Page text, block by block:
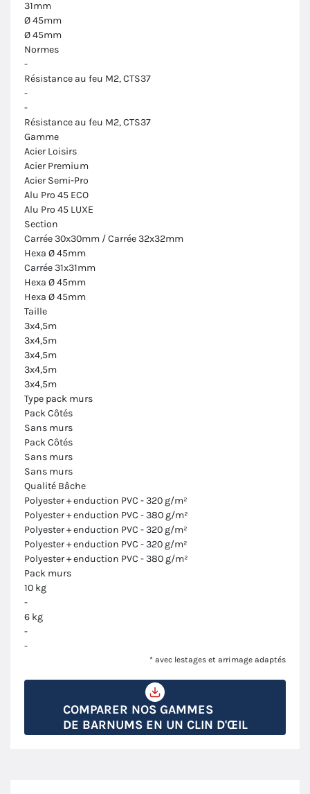
31mm
Ø 45mm
Ø 45mm
Normes
-
Résistance au feu M2, CTS37
-
-
Résistance au feu M2, CTS37
Gamme
Acier Loisirs
Acier Premium
Acier Semi-Pro
Alu Pro 45 ECO
Alu Pro 45 LUXE
Section
Carrée 30x30mm / Carrée 32x32mm
Hexa Ø 45mm
Carrée 31x31mm
Hexa Ø 45mm
Hexa Ø 45mm
Taille
3x4,5m
3x4,5m
3x4,5m
3x4,5m
3x4,5m
Type pack murs
Pack Côtés
Sans murs
Pack Côtés
Sans murs
Sans murs
Qualité Bâche
Polyester + enduction PVC - 320 g/m²
Polyester + enduction PVC - 380 g/m²
Polyester + enduction PVC - 320 g/m²
Polyester + enduction PVC - 320 g/m²
Polyester + enduction PVC - 380 g/m²
Pack murs
10 kg
-
6 kg
-
-
* avec lestages et arrimage adaptés
COMPARER NOS GAMMES
DE BARNUMS EN UN CLIN D'ŒIL